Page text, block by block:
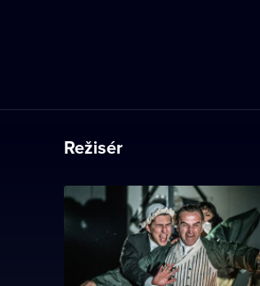
Režisér